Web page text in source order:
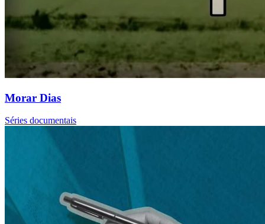
Morar Dias
Séries documentais